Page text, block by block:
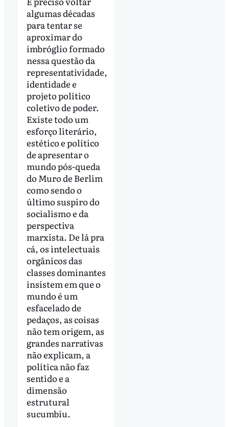
algumas décadas
para tentar se
aproximar do
imbróglio formado
nessa questão da
representatividade,
identidade e
projeto político
coletivo de poder.
Existe todo um
esforço literário,
estético e político
de apresentar o
mundo pós-queda
do Muro de Berlim
como sendo o
último suspiro do
socialismo e da
perspectiva
marxista. De lá pra
cá, os intelectuais
orgânicos das
classes dominantes
insistem em que o
mundo é um
esfacelado de
pedaços, as coisas
não tem origem, as
grandes narrativas
não explicam, a
política não faz
sentido e a
dimensão
estrutural
sucumbiu.